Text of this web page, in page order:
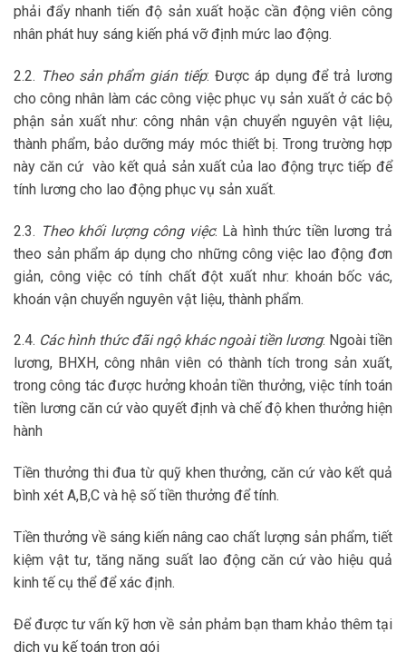
phải đẩy nhanh tiến độ sản xuất hoặc cần động viên công
nhân phát huy sáng kiến phá vỡ định mức lao động.
2.2. Theo sản phẩm gián tiếp: Được áp dụng để trả lương
cho công nhân làm các công việc phục vụ sản xuất ở các bộ
phận sản xuất như: công nhân vận chuyển nguyên vật liệu,
thành phẩm, bảo dưỡng máy móc thiết bị. Trong trường hợp
này căn cứ vào kết quả sản xuất của lao động trực tiếp để
tính lương cho lao động phục vụ sản xuất.
2.3. Theo khối lượng công việc: Là hình thức tiền lương trả
theo sản phẩm áp dụng cho những công việc lao động đơn
giản, công việc có tính chất đột xuất như: khoán bốc vác,
khoán vận chuyển nguyên vật liệu, thành phẩm.
2.4. Các hình thức đãi ngộ khác ngoài tiền lương: Ngoài tiền
lương, BHXH, công nhân viên có thành tích trong sản xuất,
trong công tác được hưởng khoản tiền thưởng, việc tính toán
tiền lương căn cứ vào quyết định và chế độ khen thưởng hiện
hành
Tiền thưởng thi đua từ quỹ khen thưởng, căn cứ vào kết quả
bình xét A,B,C và hệ số tiền thưởng để tính.
Tiền thưởng về sáng kiến nâng cao chất lượng sản phẩm, tiết
kiệm vật tư, tăng năng suất lao động căn cứ vào hiệu quả
kinh tế cụ thể để xác định.
Để được tư vấn kỹ hơn về sản phảm bạn tham khảo thêm tại
dịch vụ kế toán trọn gói